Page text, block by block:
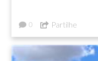
0 Partilhe